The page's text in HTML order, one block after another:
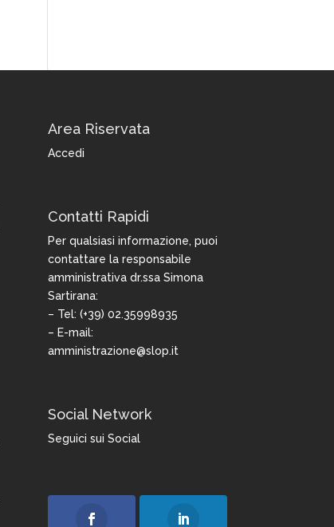
Area Riservata
Accedi
Contatti Rapidi
Per qualsiasi informazione, puoi
contattare la responsabile
amministrativa dr.ssa Simona
Sartirana:
– Tel: (+39) 02.35998935
– E-mail:
amministrazione@slop.it
Social Network
Seguici sui Social